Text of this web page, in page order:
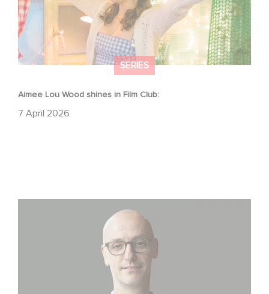
SERIES
Aimee Lou Wood shines in Film Club:
7 April 2026
Gaumont USA Acquires OPUS, an Investigation into the